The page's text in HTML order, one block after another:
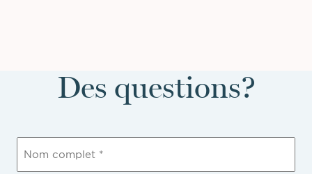
Des questions?
compet
(Nécessaire)